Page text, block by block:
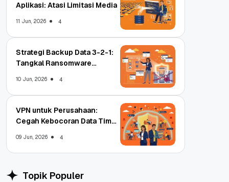
Aplikasi: Atasi Limitasi Media
11 Jun, 2026 4
Strategi Backup Data 3-2-1:
Tangkal Ransomware
10 Jun, 2026 4
VPN untuk Perusahaan:
Cegah Kebocoran Data Tim
09 Jun, 2026 4
Topik Populer